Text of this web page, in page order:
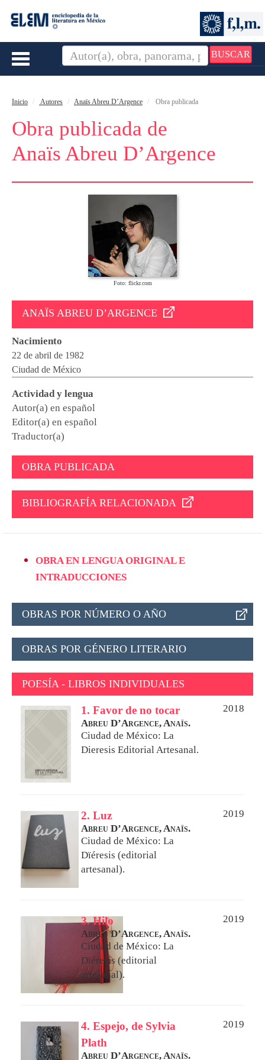
BUSCAR
Toggle
Inicio Autores Anaïs Abreu D’Argence Obra publicada
Obra publicada de
Anaïs Abreu D’Argence
Foto: flickr.com
ANAÏS ABREU D’ARGENCE
Nacimiento
22 de abril de 1982
Ciudad de México
Actividad y lengua
Autor(a) en español
Editor(a) en español
Traductor(a)
OBRA PUBLICADA
BIBLIOGRAFÍA RELACIONADA
OBRA EN LENGUA ORIGINAL E
INTRADUCCIONES
OBRAS POR NÚMERO O AÑO
OBRAS POR GÉNERO LITERARIO
POESÍA - LIBROS INDIVIDUALES
1. Favor de no tocar
2018
Abreu D’Argence, Anaïs.
Ciudad de México: La
Dieresis Editorial Artesanal.
2. Luz
2019
Abreu D’Argence, Anaïs.
Ciudad de México: La
Dïéresis (editorial
artesanal).
3. Hilo
2019
Abreu D’Argence, Anaïs.
Ciudad de México: La
Dïéresis (editorial
artesanal).
4. Espejo, de Sylvia
Plath
2019
Abreu D’Argence, Anaïs.